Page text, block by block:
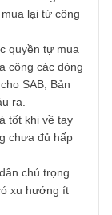
phẩm và đang
3 hiện nay tại Việt
quyết định được
vỏ chai két,
hiệu)….. Đây là
thành lên giá